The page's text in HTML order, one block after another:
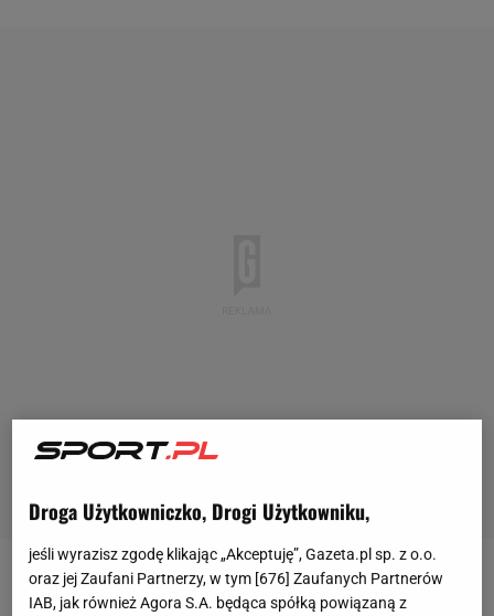
Facebook?|A może Twitter?
Droga Użytkowniczko, Drogi Użytkowniku,
jeśli wyrazisz zgodę klikając „Akceptuję”, Gazeta.pl sp. z o.o.
oraz jej Zaufani Partnerzy, w tym [676] Zaufanych Partnerów
IAB, jak również Agora S.A. będąca spółką powiązaną z